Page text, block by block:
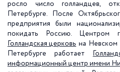
росло число голландцев,
Петербурге. После
предприятия были
покидать Россию. Центром
Голландская церковь на Невском
Петербурге работает
информационный центр имени